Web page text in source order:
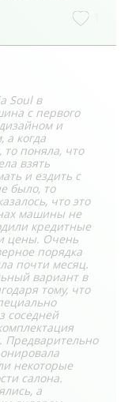
Soul в
с первого
и
когда
то поняла, что
взять
и ездить с
было, то
что это
машины не
кредитные
цены. Очень
порядка
почти месяц.
вариант в
тому, что
соседней
Предварительно
некоторые
салона.
а